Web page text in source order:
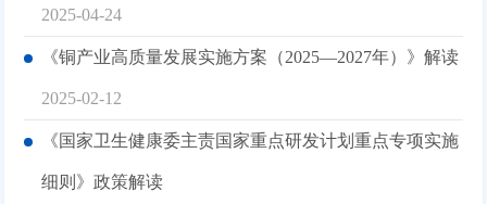
2025-04-24
《铜产业高质量发展实施方案（2025—2027年）》解读
2025-02-12
《国家卫生健康委主责国家重点研发计划重点专项实施
细则》政策解读